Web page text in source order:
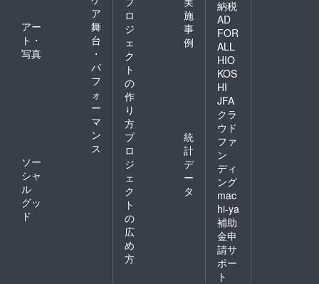
ア
アー
ト・
写真
舞
台
・
パ
フ
ォ
ー
マ
ン
ス
ソー
シャ
ル
グッ
ド
ロ
ジ
ェ
ク
ト
の
作
り
方
施
事
例
プ
ロ
ジ
ェ
ク
ト
の
広
め
方
統
計
デ
ー
タ
納税
AD
FOR
ALL
HIO
KOS
HI
JFA
クラ
ウド
ファ
ン
ディ
ング
mac
hi-ya
補助
金申
請サ
ポー
ト